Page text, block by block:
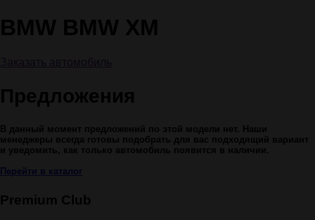
BMW BMW XM
Предложения
В данный момент предложений по этой модели нет. Наши
менеджеры всегда готовы подобрать для вас подходящий вариант
и уведомить, как только автомобиль появится в наличии.
Перейти в каталог
Premium Club